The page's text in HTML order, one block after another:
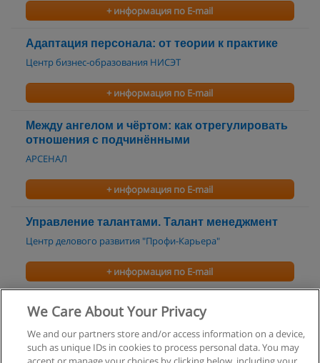
+ информация по E-mail
Адаптация персонала: от теории к практике
Центр бизнес-образования НИСЭТ
+ информация по E-mail
Между ангелом и чёртом: как отрегулировать
отношения с подчинёнными
АРСЕНАЛ
+ информация по E-mail
Управление талантами. Талант менеджмент
Центр делового развития "Профи-Карьера"
+ информация по E-mail
Адаптация и интеграция новых сотрудников
Центр делового развития "Профи-Карьера"
+ информация по E-mail
We Care About Your Privacy
We and our partners store and/or access information on a device,
such as unique IDs in cookies to process personal data. You may